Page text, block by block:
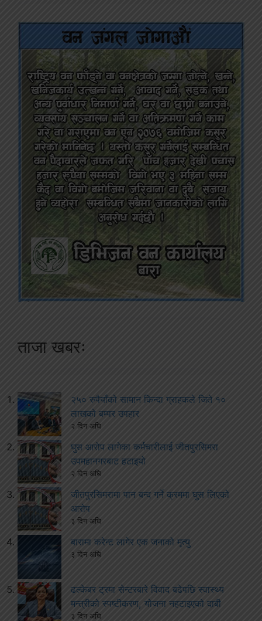
ताजा खबरः
२५० रुपैयाँको सामान किन्दा ग्राहकले जिते १०
लाखको बम्पर उपहार
२ दिन अघि
घुस आरोप लागेका कर्मचारीलाई जीतपुरसिमरा
उपमहानगरबाट हटाइयो
२ दिन अघि
जीतपुरसिमरामा पान बन्द गर्ने क्रममा घुस लिएको
आरोप
३ दिन अघि
बारामा करेन्ट लागेर एक जनाको मृत्यु
३ दिन अघि
ढल्केबर ट्रमा सेन्टरबारे विवाद बढेपछि स्वास्थ्य
मन्त्रीको स्पष्टीकरण, योजना नहटाइएको दाबी
३ दिन अघि